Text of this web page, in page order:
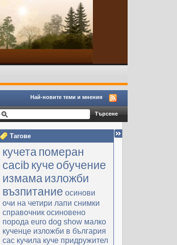
Най-новите теми и мнения
Тагове
кучетапомеран
cacib куче обучение
измамаизложби
възпитание осинови
очи на четири лапи снимки
справочник осиновено
порода еuro dog show малко
кученце изложби в българия
cac кучила куче придружител